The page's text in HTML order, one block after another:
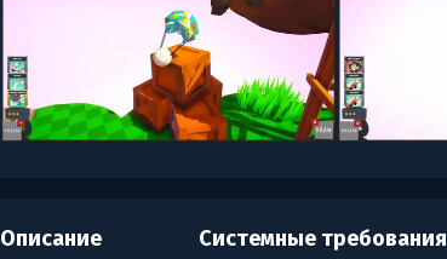
Описание Системные требования